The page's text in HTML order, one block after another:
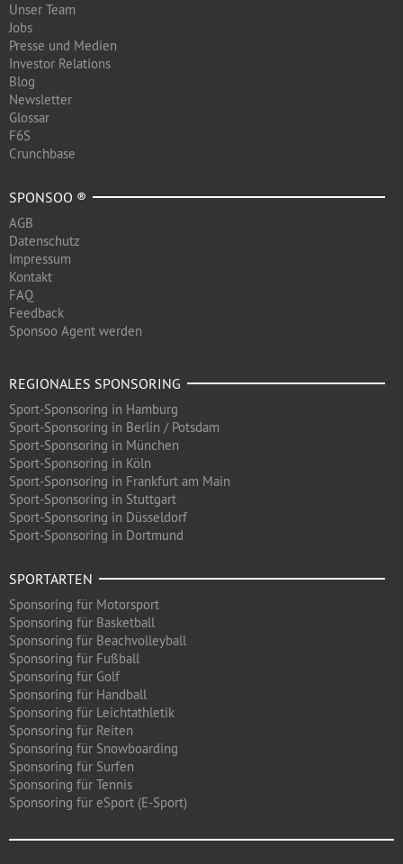
Unser Team
Jobs
Presse und Medien
Investor Relations
Blog
Newsletter
Glossar
F6S
Crunchbase
SPONSOO ®
AGB
Datenschutz
Impressum
Kontakt
FAQ
Feedback
Sponsoo Agent werden
REGIONALES SPONSORING
Sport-Sponsoring in Hamburg
Sport-Sponsoring in Berlin / Potsdam
Sport-Sponsoring in München
Sport-Sponsoring in Köln
Sport-Sponsoring in Frankfurt am Main
Sport-Sponsoring in Stuttgart
Sport-Sponsoring in Düsseldorf
Sport-Sponsoring in Dortmund
SPORTARTEN
Sponsoring für Motorsport
Sponsoring für Basketball
Sponsoring für Beachvolleyball
Sponsoring für Fußball
Sponsoring für Golf
Sponsoring für Handball
Sponsoring für Leichtathletik
Sponsoring für Reiten
Sponsoring für Snowboarding
Sponsoring für Surfen
Sponsoring für Tennis
Sponsoring für eSport (E-Sport)